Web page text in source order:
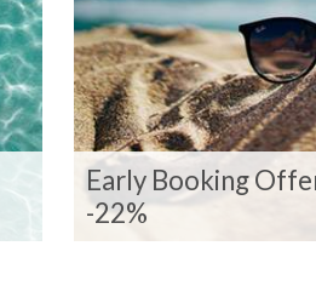
Early Booking
-22%